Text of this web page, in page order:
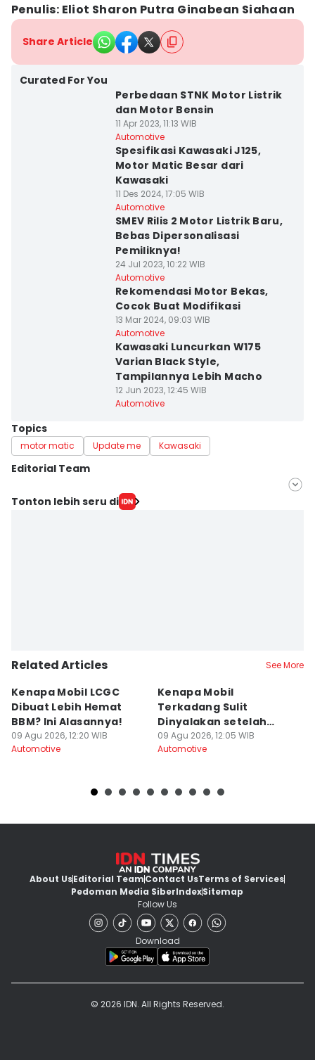
Penulis: Eliot Sharon Putra Ginabean Siahaan
Share Article
Curated For You
Perbedaan STNK Motor Listrik
dan Motor Bensin
11 Apr 2023, 11:13 WIB
Automotive
Spesifikasi Kawasaki J125,
Motor Matic Besar dari
Kawasaki
11 Des 2024, 17:05 WIB
Automotive
SMEV Rilis 2 Motor Listrik Baru,
Bebas Dipersonalisasi
Pemiliknya!
24 Jul 2023, 10:22 WIB
Automotive
Rekomendasi Motor Bekas,
Cocok Buat Modifikasi
13 Mar 2024, 09:03 WIB
Automotive
Kawasaki Luncurkan W175
Varian Black Style,
Tampilannya Lebih Macho
12 Jun 2023, 12:45 WIB
Automotive
Topics
motor matic Update me Kawasaki
Editorial Team
Editor
Tonton lebih seru di
Related Articles See More
Kenapa Mobil LCGC
Dibuat Lebih Hemat
BBM? Ini Alasannya!
09 Agu 2026, 12:20 WIB
Automotive
Kenapa Mobil
Terkadang Sulit
Dinyalakan setelah
Hujan?
09 Agu 2026, 12:05 WIB
Automotive
About UsEditorial TeamContact UsTerms of Services
Pedoman Media SiberIndexSitemap
Follow Us
Download
© 2026 IDN. All Rights Reserved.